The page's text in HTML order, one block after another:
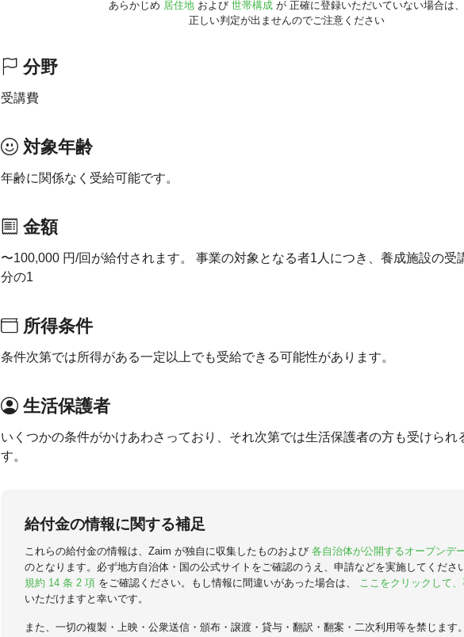
あらかじめ 居住地および 世帯構成が 正確に登録いただいていない場合は、
正しい判定が出ませんのでご注意ください
分野
受講費
対象年齢
年齢に関係なく受給可能です。
金額
〜100,000 円/回が給付されます。 事業の対象となる者1人につき、養成施設の受
分の1
所得条件
条件次第では所得がある一定以上でも受給できる可能性があります。
生活保護者
いくつかの条件がかけあわさっており、それ次第では生活保護者の方も受けられ
す。
給付金の情報に関する補足
これらの給付金の情報は、Zaim が独自に収集したものおよび 各自治体が公開するオープンデ
のとなります。必ず地方自治体・国の公式サイトをご確認のうえ、申請などを実施してくださ
規約 14 条 2 項 をご確認ください。もし情報に間違いがあった場合は、
ここをクリックして
いただけますと幸いです。
また、一切の複製・上映・公衆送信・頒布・譲渡・貸与・翻訳・翻案・二次利用等を禁じます